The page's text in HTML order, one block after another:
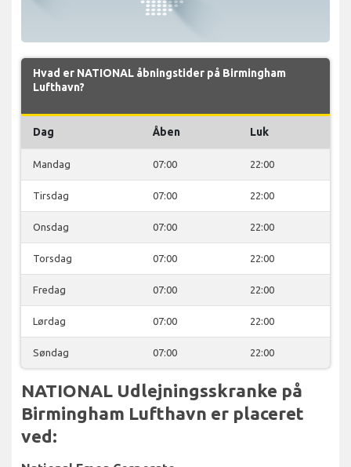
Hvad er NATIONAL åbningstider på Birmingham
Lufthavn?
Dag Åben Luk
Mandag 07:00 22:00
Tirsdag 07:00 22:00
Onsdag 07:00 22:00
Torsdag 07:00 22:00
Fredag 07:00 22:00
Lørdag 07:00 22:00
Søndag 07:00 22:00
NATIONAL Udlejningsskranke på
Birmingham Lufthavn er placeret
ved: